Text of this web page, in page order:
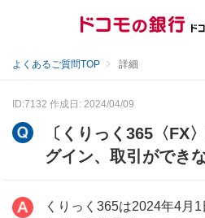
よくあるご質問TOP 詳細
ID:7132 作成日: 2024/04/09
〔くりっく365〈FX
グイン、取引ができ
くりっく365は2024年4月